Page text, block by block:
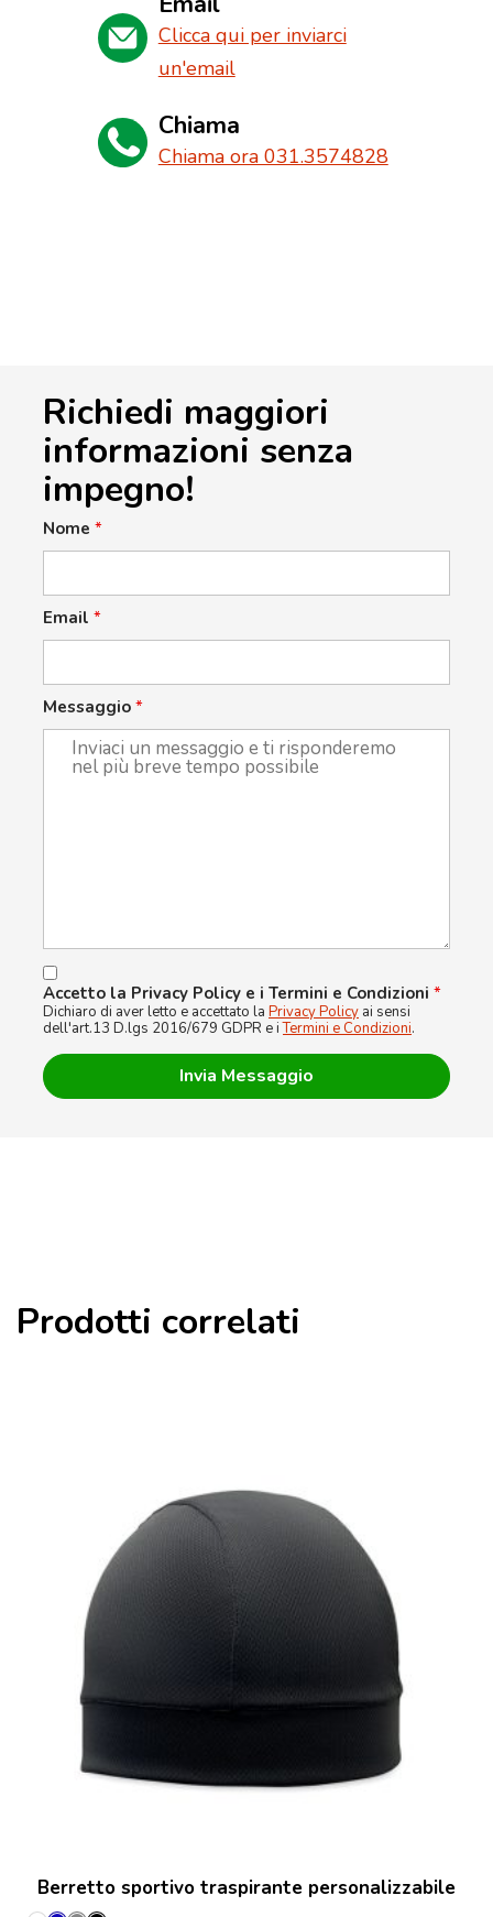
Clicca qui per inviarci
un'email
Chiama
Chiama ora 031.3574828
Richiedi maggiori
informazioni senza
impegno!
Nome *
Email *
Messaggio *
Accetto la Privacy Policy e i Termini e Condizioni *
Dichiaro di aver letto e accettato la Privacy Policy ai sensi
dell'art.13 D.lgs 2016/679 GDPR e iTermini e Condizioni.
Prodotti correlati
Berretto sportivo traspirante personalizzabile